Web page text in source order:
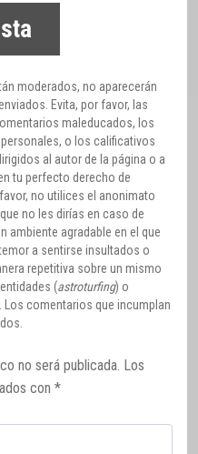
moderados, no aparecerán
Evita, por favor, las
maleducados, los
o los calificativos
al autor de la página o a
tu perfecto derecho de
no utilices el anonimato
no les dirías en caso de
ambiente agradable en el que
a sentirse insultados o
repetitiva sobre un mismo
(astroturfing) o
comentarios que incumplan
no será publicada. Los
con *